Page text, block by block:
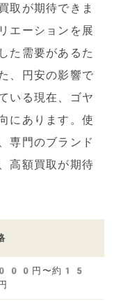
取が期待できま
エーションを展
た需要があるた
、円安の影響で
いる現在、ゴヤ
にあります。使
専門のブランド
高額買取が期待
円〜約15